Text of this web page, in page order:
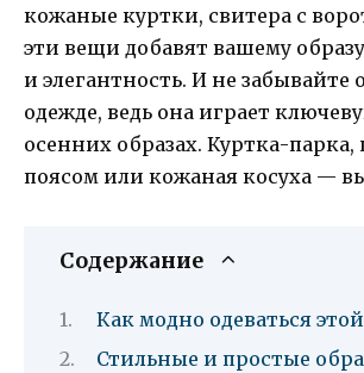
кожаные куртки, свитера с
эти вещи добавят вашему
и элегантность. И не забывайте
одежде, ведь она играет
осенних образах. Куртка-парка,
поясом или кожаная косуха —
Содержание
Как модно одеваться
Стильные и простые